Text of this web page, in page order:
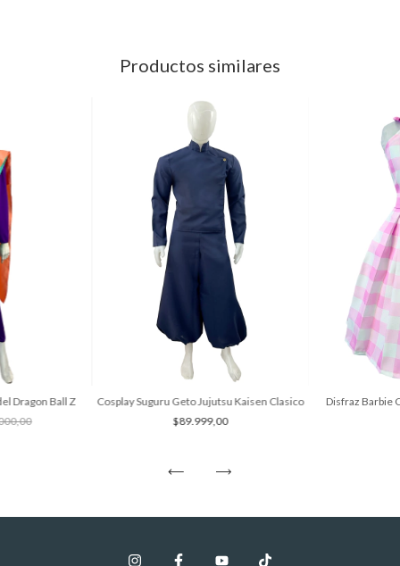
Productos similares
Dragon Ball Z
Cosplay Suguru Geto Jujutsu Kaisen Clasico
$89.999,00
Disfraz Barbie